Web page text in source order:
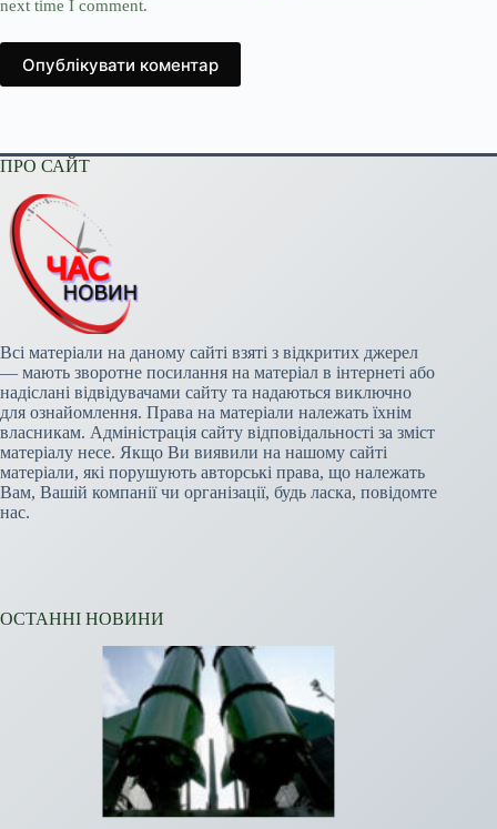
next time I comment.
Опублікувати коментар
ПРО САЙТ
Всі матеріали на даному сайті взяті з відкритих джерел
— мають зворотне посилання на матеріал в інтернеті або
надіслані відвідувачами сайту та надаються виключно
для ознайомлення. Права на матеріали належать їхнім
власникам. Адміністрація сайту відповідальності за зміст
матеріалу несе. Якщо Ви виявили на нашому сайті
матеріали, які порушують авторські права, що належать
Вам, Вашій компанії чи організації, будь ласка, повідомте
нас.
ОСТАННІ НОВИНИ